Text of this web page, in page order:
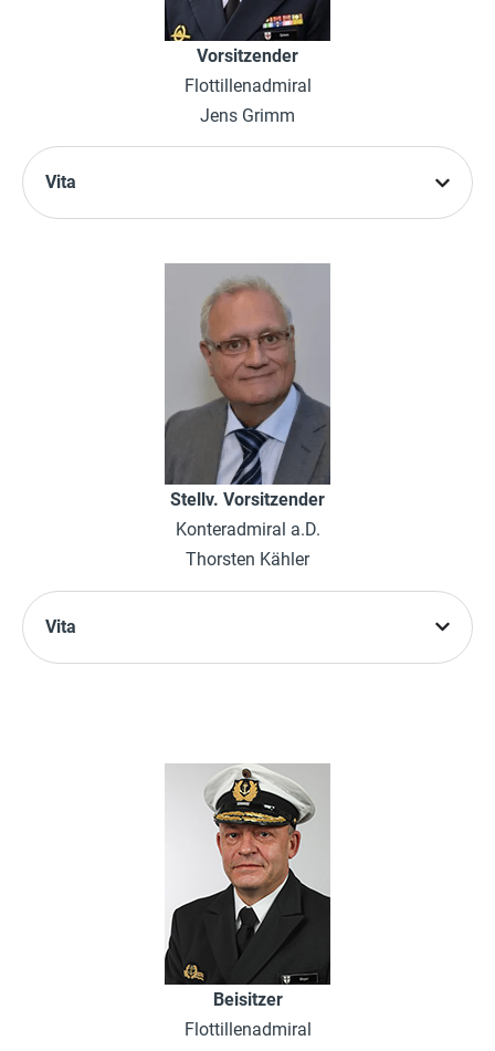
Vorsitzender
Flottillenadmiral
Jens Grimm
Vita
Stellv. Vorsitzender
Konteradmiral a.D.
Thorsten Kähler
Vita
Beisitzer
Flottillenadmiral